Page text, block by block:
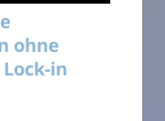
ohne
in